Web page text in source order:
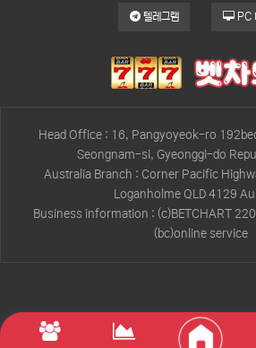
텔레그램 PC
Head Office : 16, Pangyoyeok-ro
Seongnam-si, Gyeonggi-do
Australia Branch : Corner Pacific
Loganholme QLD 4129
Business information : (c)BETCHART
(bc)online service